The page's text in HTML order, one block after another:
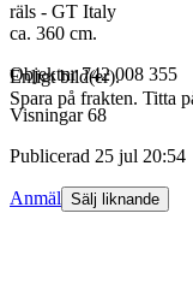
räls - GT Italy
ca. 360 cm.
Enligt bild(er).
Spara på frakten. Titta
Objektnr 742 008 355
Visningar 68
Publicerad 25 jul 20:54
Anmäl Sälj liknande